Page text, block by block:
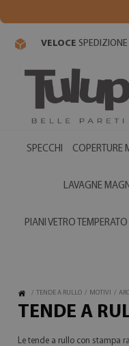
VELOCE SPEDIZIONE
SPECCHI COPERTURE
LAVAGNE
PIANI VETRO TEMPERATO
/ TENDE A RULLO / MOTIVI /
TENDE A
Le tende a rullo con stampa